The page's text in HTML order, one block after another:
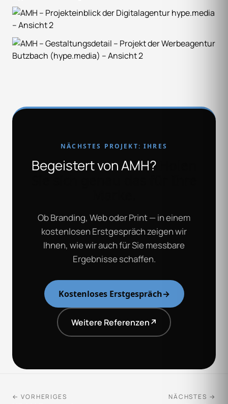
NÄCHSTES PROJEKT: IHRES
Begeistert von AMH?
Sie sich genau das für Ihre
Ob Branding, Web oder Print — in einem
kostenlosen Erstgespräch zeigen wir
Ihnen, wie wir auch für Sie messbare
Ergebnisse schaffen.
Kostenloses Erstgespräch→
Weitere Referenzen↗
← VORHERIGES NÄCHSTES →